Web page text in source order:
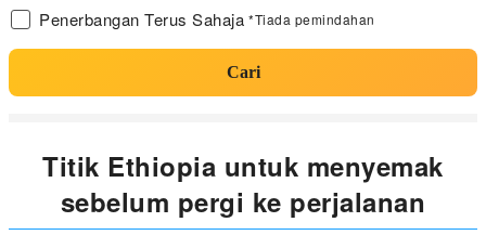
Penerbangan Terus Sahaja *Tiada pemindahan
Cari
Titik Ethiopia untuk menyemak
sebelum pergi ke perjalanan